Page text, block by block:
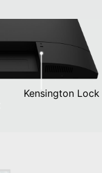
Kensington Lock